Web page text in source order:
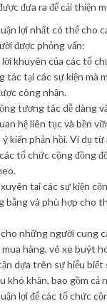
đưa ra để cải thiện
lợi nhất có thể cho
được phỏng vấn:
khuyên của các tổ
tác tại các sự kiện mà
công nhận.
tương tác dễ dàng
hệ liên tục và bền
kiến phản hồi. Ví dụ từ
tổ chức cộng đồng
tại các sự kiện
bằng và phù hợp cho
những người cung
hàng, vé xe buýt
dựa trên sự hiểu
khó khăn, bao gồm cả
lợi để các tổ chức